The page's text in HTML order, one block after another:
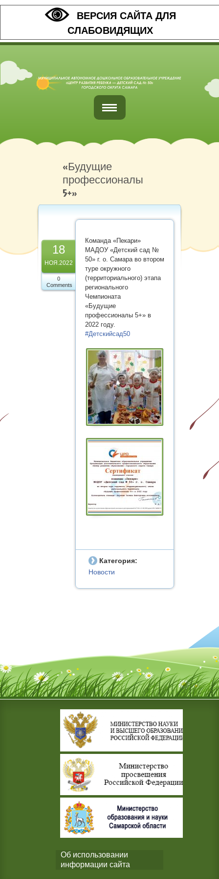
ВЕРСИЯ САЙТА ДЛЯ
СЛАБОВИДЯЩИХ
Главная
Наши контакты
Организация питания
Карта сайта
«Будущие
профессионалы
5+»
18
НОЯ.2022
0
Comments
Команда «Пекари»
МАДОУ «Детский сад №
50» г. о. Самара во втором
туре окружного
(территориального) этапа
регионального
Чемпионата
«Будущие
профессионалы 5+» в
2022 году.
#Детскийсад50
Категория:
Новости
Об использовании
информации сайта